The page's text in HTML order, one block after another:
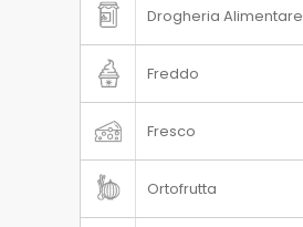
Drogheria Alimentare
Freddo
Fresco
Ortofrutta